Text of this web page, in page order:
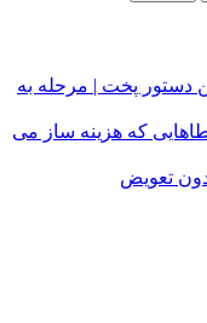
دستور پخت | مرحله به
که هزینه ساز می
تعویض